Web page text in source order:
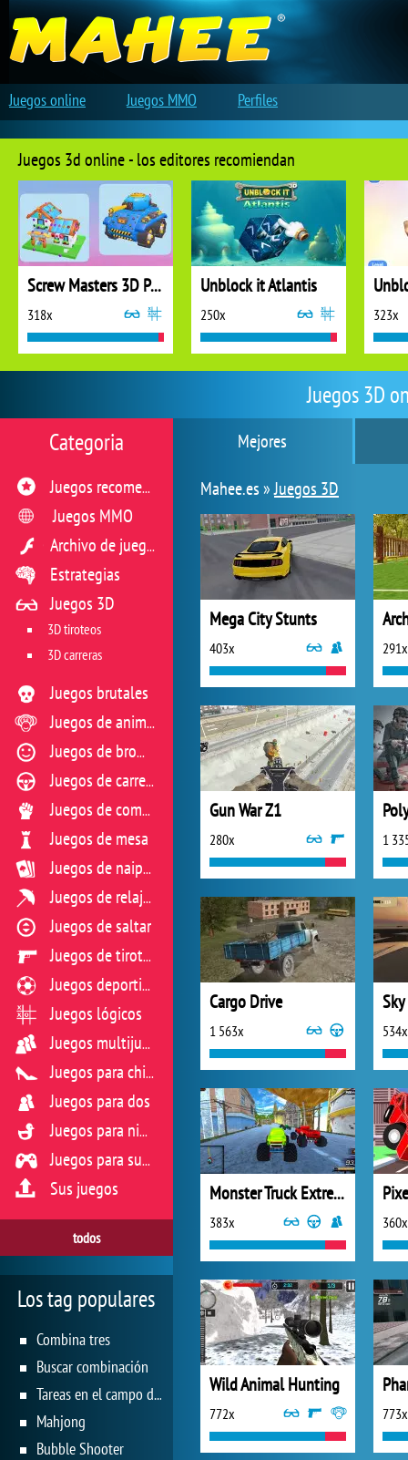
Juegos 3D
Mejores
Mahee.es »Juegos 3D
Mega City Stunts
403x 291x
Gun War Z1
280x 1
Cargo Drive
1 563x 534x
Monster Truck Extreme Racing
383x 360x
Wild Animal Hunting
772x 773x
Categoria
Juegos recomendados
Juegos MMO
Archivo de juegos flash
Estrategias
Juegos 3D
3D tiroteos
3D carreras
Juegos brutales
Juegos de animales
Juegos de broma
Juegos de carreras
Juegos de combate
Juegos de mesa
Juegos de naipes
Juegos de relajación
Juegos de saltar
Juegos de tiroteo
Juegos deportivos
Juegos lógicos
Juegos multijugador
Juegos para chicas
Juegos para dos
Juegos para niños
Juegos para sus reflejos
Sus juegos
todos
Los tag populares
Combina tres
Buscar combinación
Tareas en el campo de juego
Mahjong
Bubble Shooter
Juegos 3d online - los editores recomiendan
Screw Masters 3D Puzzle
318x
Unblock it Atlantis
250x 323x
Juegos online Juegos MMO Perfiles